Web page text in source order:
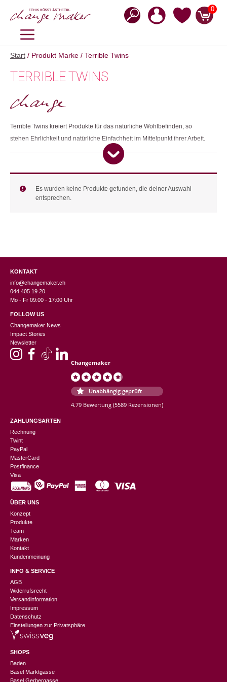
Inhalt
0
MENÜ
Start / Produkt Marke / Terrible Twins
TERRIBLE TWINS
Terrible Twins kreiert Produkte für das natürliche Wohlbefinden, so
stehen Ehrlichkeit und natürliche Einfachheit im Mittelpunkt ihrer Arbeit.
Alle Produkte werden in Schweden in Handarbeit aus biologischen
Weizen und natürlichen Leinen hergestellt. Das Unternehmen ist B-Corp
zertifiziert. Zertifizierte B-Corps sind Unternehmen, die nachweislich die
höchsten Standards für Sozial- und Umweltverträglichkeit, rechtliche
Unternehmensverantwortung und öffentliche Transparenz erfüllen.
Produktentwicklerinnen tätig. Der Name ihres Labels stammt aus den 80er-
Jahren: die Geschwister trugen stets knallige Outfits und knalliges Make Up
und wurden deswegen "Terrible Twins" genannt.
Herkunft: Schweden
Produkte: Wärmekissen
Es wurden keine Produkte gefunden, die deiner Auswahl
entsprechen.
KONTAKT
info@changemaker.ch
044 405 19 20
Mo - Fr 09:00 - 17:00 Uhr
FOLLOW US
Changemaker News
Impact Stories
Newsletter
Changemaker
Unabhängig geprüft
4.79 Bewertung (5589 Rezensionen)
ZAHLUNGSARTEN
Rechnung
Twint
PayPal
MasterCard
Postfinance
Visa
ÜBER UNS
Konzept
Produkte
Team
Marken
Kontakt
Kundenmeinung
INFO & SERVICE
AGB
Widerrufsrecht
Versandinformation
Impressum
Datenschutz
Einstellungen zur Privatsphäre
SHOPS
Baden
Basel Marktgasse
Basel Gerbergasse